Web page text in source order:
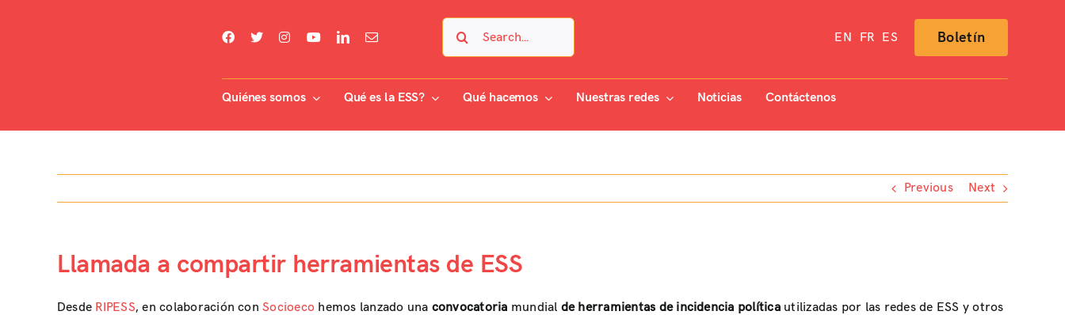
EN FR ES Boletín
Quiénes somos Qué es la ESS? Qué hacemos Nuestras redes Noticias Contáctenos
Previous Next
Llamada a compartir herramientas de ESS
Desde RIPESS, en colaboración conSocioeco hemos lanzado una convocatoria mundial de herramientas de incidencia política utilizadas por las redes de ESS y otros